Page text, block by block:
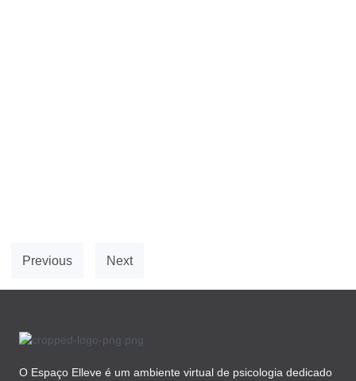
Previous Next
O Espaço Elleve é um ambiente virtual de psicologia dedicado